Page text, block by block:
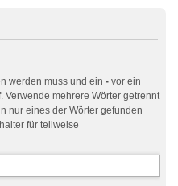
werden muss und ein - vor ein
Verwende mehrere Wörter getrennt
nur eines der Wörter gefunden
für teilweise